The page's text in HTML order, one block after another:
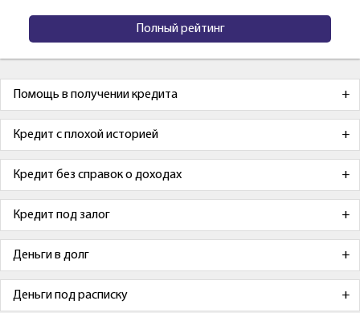
Полный рейтинг
Помощь в получении кредита
Кредит с плохой историей
Кредит без справок о доходах
Кредит под залог
Деньги в долг
Деньги под расписку